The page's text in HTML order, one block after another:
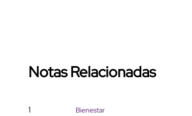
Notas Relacionadas
1 Bienestar